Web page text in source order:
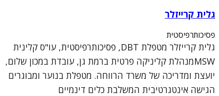
גלית קרייזלר
פסיכותרפיסטית
גלית קרייזלר מטפלת DBT, פסיכותרפיסטית, עו"ס קלינית
MSWמנהלת קליניקה פרטית ברמת גן, עובדת במכון שלום,
יועצת ומדריכה של משרד הרווחה. מטפלת בנוער ומבוגרים
הגישה אינטגרטיבית המשלבת כלים דינמיים